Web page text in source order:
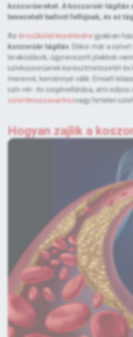
koszorúereket. A koszorúér tágítás
bevezetett ballont felfújnak, és ez
Az érszűkület kezeléséregyakran
koszorúér tágítás . Ekkor már a
lerakódások, úgynevezett plakkok
szívkoszorúerek keresztmetszetét és
merevvé, keménnyé válik. Emiatt
szív vér- és oxigénellátása, ami súlyos
szívritmuszavarhozvagy hirtelen
Hogyan zajlik a